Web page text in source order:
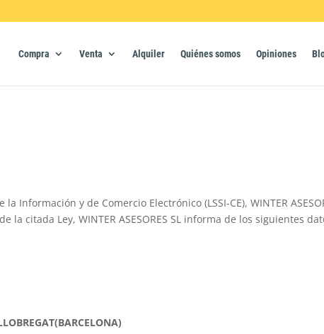
Compra Venta Alquiler Quiénes somos Opiniones
y de Comercio Electrónico (LSSI-CE), WINTER
citada Ley, WINTER ASESORES SL informa de los siguientes